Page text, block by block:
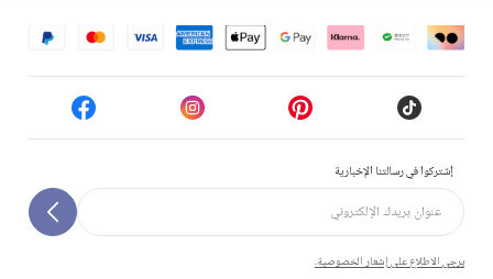
إشتركوا في رسالتنا الإخبارية
يرجى الاطلاع على إشعار الخصوصية.